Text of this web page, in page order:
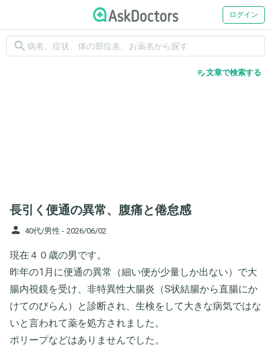
ログイン
search
edit_note文章で検索する
長引く便通の異常、腹痛と倦怠感
person 40代/男性 - 2026/06/02
現在４０歳の男です。
昨年の1月に便通の異常（細い便が少量しか出ない）で大
腸内視鏡を受け、非特異性大腸炎（S状結腸から直腸にか
けてのびらん）と診断され、生検をして大きな病気ではな
いと言われて薬を処方されました。
ポリープなどはありませんでした。